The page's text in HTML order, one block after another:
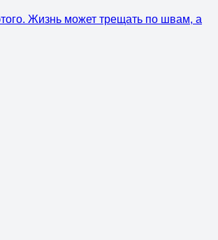
Жизнь может трещать по швам, а